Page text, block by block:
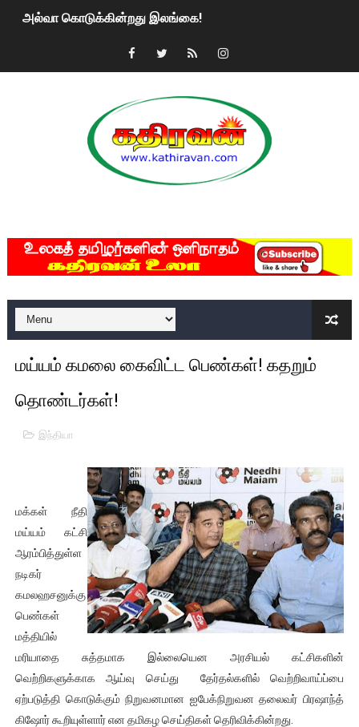
அல்வா கொடுக்கின்றது இலங்கை!
2ஆம் நாள் உக்ரைன் யுத்தம்!! எங்களைத் தனிமையில்
மகிந்த ராஜபக்சே பதவி விலக திட்டம்?
ரவுடி பேபிக்கு நடந்த தரமான சம்பவம்.. ஆபாச வீடியோக்களால்
குண்டை தூக்கிப்போட்ட ஆய்வு…. இந்தியாவின் “கோவிஷீல்டு”
யாழில் தமிழின தலைவர் பிரபாகரனின் பிறந்தநாளை
ஏர்போர்ட்டில் உதைத்த நபர் யார், என்ன நடந்தது?: உண்மையை
சீனா இலங்கையிடம் 8 மில்லியன் அமெரிக்க டொலர் நட்டஈடு
01/11/2021 Scotland ல் நடைபெறும் கண்டனப்
பாலச்சந்திரன் மற்றும் தன்னிடம் படித்த மாணவர்கள் தொடர்பில்
வர்ராரு...வர்ராரு... அண்ணாத்த : ரஜினிக்காக இலங்கை
கைது செய்யப்பட்ட இளைஞன் உயிரிழப்பு - கொதித்தெழுந்த
தடுப்பூசியை பெற்றுக் கொள்ளக் கூடிய இடங்கள்...
சிறுமியை பாலியல் வன்கொடுமை செய்த முதியவருக்கு
பிரபல நடிகை தூக்கிட்டு தற்கொலை!
வடிவேலுவுக்கு நீதிமன்றம் விதித்துள்ள அதிரடி உத்தரவு!
தியாகதீபம் லெப்.கேணல் திலீபன், கேணல் சங்கர் ஆகியோரின்
மய்யம் கமலை கைவிட்ட பெண்கள்! கதறும்
தொண்டர்கள்!
இந்தியா
மக்கள் நீதி
மய்யம் கட்சி
ஆரம்பித்துள்ள
நடிகர்
கமலஹசனுக்கு
பெண்கள்
மத்தியில்
மரியாதை சுத்தமாக இல்லையென அரசியல் கட்சிகளின்
வெற்றிகளுக்காக ஆய்வு செய்து தேர்தல்களில் வெற்றிவாய்ப்பை
ஏற்படுத்தி கொடுக்கும் நிறுவனமான ஐபேக்நிறுவன தலைவர் பிரஷாந்த்
கிஷோர் கூறியுள்ளார் என தமிகழ செய்திகள் தெரிவிக்கின்றது.